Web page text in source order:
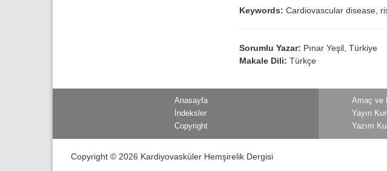
Keywords: Cardiovascular disease,
Sorumlu Yazar: Pınar Yeşil, Türkiye
Makale Dili: Türkçe
Anasayfa
İndeksler
Copyright
Amaç ve
Yayın
Yazım
Copyright © 2026 Kardiyovasküler Hemşirelik Dergisi